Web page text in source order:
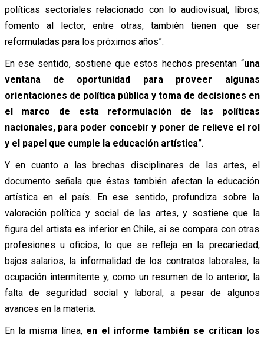
políticas sectoriales relacionado con lo audiovisual, libros,
fomento al lector, entre otras, también tienen que ser
reformuladas para los próximos años”.
En ese sentido, sostiene que estos hechos presentan “una
ventana de oportunidad para proveer algunas
orientaciones de política pública y toma de decisiones en
el marco de esta reformulación de las políticas
nacionales, para poder concebir y poner de relieve el rol
y el papel que cumple la educación artística”.
Y en cuanto a las brechas disciplinares de las artes, el
documento señala que éstas también afectan la educación
artística en el país. En ese sentido, profundiza sobre la
valoración política y social de las artes, y sostiene que la
figura del artista es inferior en Chile, si se compara con otras
profesiones u oficios, lo que se refleja en la precariedad,
bajos salarios, la informalidad de los contratos laborales, la
ocupación intermitente y, como un resumen de lo anterior, la
falta de seguridad social y laboral, a pesar de algunos
avances en la materia.
En la misma línea, en el informe también se critican los